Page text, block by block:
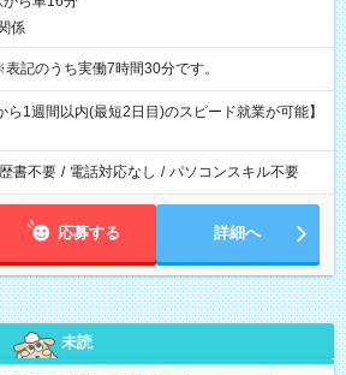
係
～17:00 ※表記のうち実働7時間30分です。
ら1週間以内(最短2日目)のスピード就業が可能】
書不要 / 電話対応なし / パソコンスキル不要
応募する 詳細へ
未読